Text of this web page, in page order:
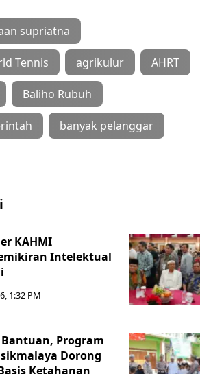
supriatna
Tennis agrikulur AHRT
Baliho Rubuh
banyak pelanggar
KAHMI
Intelektual
1:32 PM
Program
Dorong
Ketahanan